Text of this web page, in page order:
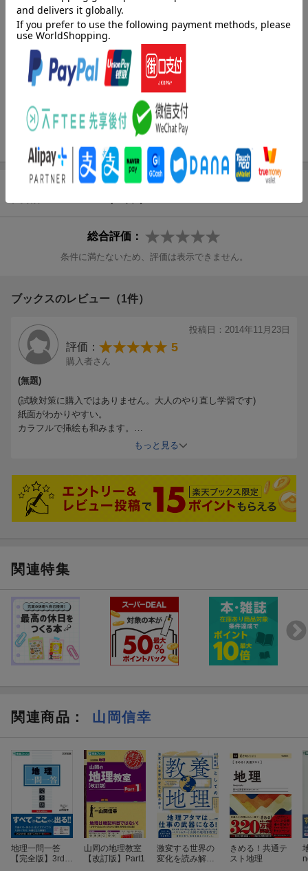
く解説します。「センターのコツ」のコーナーでセンター試験で
問われる着眼点を知り、各講末では実戦的な練習問題を解くこと
で段階的にセンター対策を進めることができます。
■重要ポイントが一目でわかるビジュアル
知識の理解と記憶を助けるイラストや図解、地図をふんだんに盛
り込みました。また、大切なポイントを捉えやすいように、図
解・地図はわかりやすく簡略化しています。
各講の終わりには、実戦的な練習用として合計300題以上のセンタ
ー試験問題を掲載しています。（一部、実際の問題ではなく想定
すので、問題を解くだけでなく、解説を必ず読んで自分のものに
地理の要点・キーワードを一問一答形式でチェックできます。本
てください。
●PC・スマホ対応の「アプリ」つき
※アプリは登録から1年間に限り無料でご利用いただけます。ただ
し、スマホなどでの通信料は別途かかります）。
総合評価：
条件に満たないため、評価は表示できません。
ブックスのレビュー（1件）
投稿日：2014年11月23日
評価： 5
購入者さん
(無題)
(試験対策に購入ではありません。大人のやり直し学習です)
紙面がわかりやすい。
カラフルで挿絵も和みます。
センター試験向けの参考書なのに、ルビがふっている箇所がある親
もっと見る
関連特集
関連商品 ： 山岡信幸
地理一問一答
【完全版】3rd e
山岡の地理教室
【改訂版】Part1
激変する世界の
変化を読み解く
きめる！共通テ
スト地理